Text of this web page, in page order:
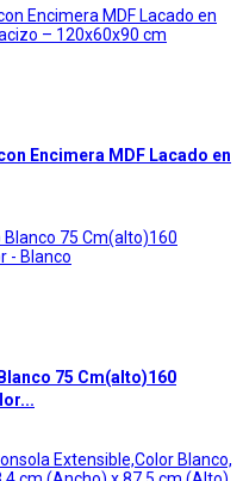
Encimera MDF Lacado en
75 Cm(alto)160